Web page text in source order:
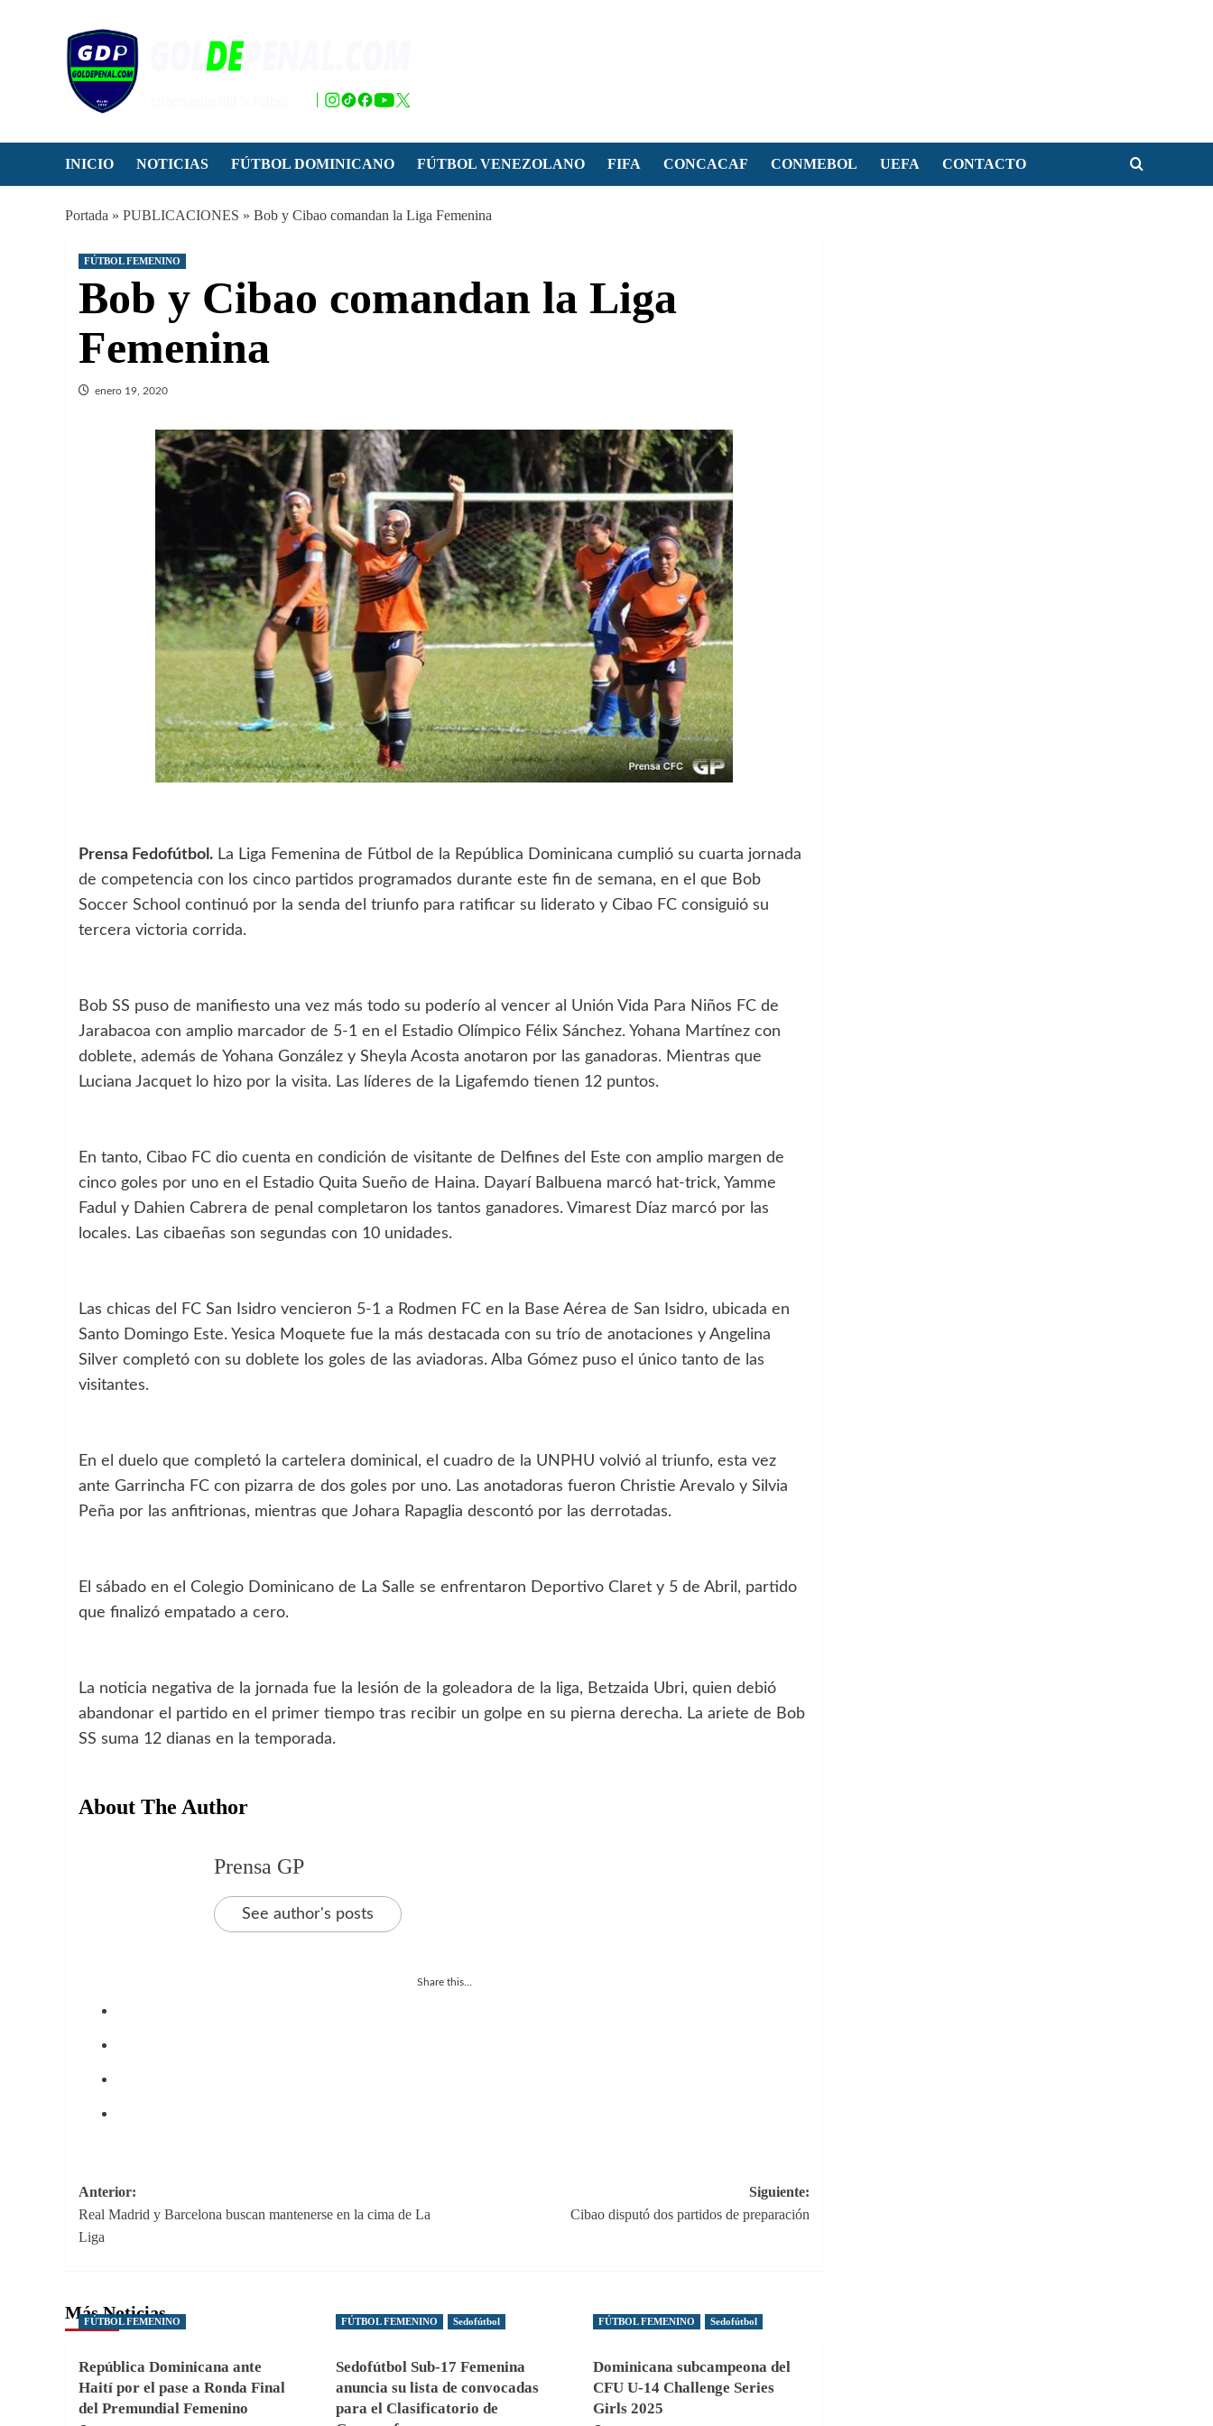
INICIO NOTICIAS FÚTBOL DOMINICANO FÚTBOL VENEZOLANO FIFA CONCACAF CONMEBOL UEFA CONTACTO
Portada » PUBLICACIONES » Bob y Cibao comandan la Liga Femenina
FÚTBOL FEMENINO
Bob y Cibao comandan la Liga
Femenina
enero 19, 2020
Prensa Fedofútbol. La Liga Femenina de Fútbol de la República Dominicana cumplió su cuarta jornada
de competencia con los cinco partidos programados durante este fin de semana, en el que Bob
Soccer School continuó por la senda del triunfo para ratificar su liderato y Cibao FC consiguió su
tercera victoria corrida.
Bob SS puso de manifiesto una vez más todo su poderío al vencer al Unión Vida Para Niños FC de
Jarabacoa con amplio marcador de 5-1 en el Estadio Olímpico Félix Sánchez. Yohana Martínez con
doblete, además de Yohana González y Sheyla Acosta anotaron por las ganadoras. Mientras que
Luciana Jacquet lo hizo por la visita. Las líderes de la Ligafemdo tienen 12 puntos.
En tanto, Cibao FC dio cuenta en condición de visitante de Delfines del Este con amplio margen de
cinco goles por uno en el Estadio Quita Sueño de Haina. Dayarí Balbuena marcó hat-trick, Yamme
Fadul y Dahien Cabrera de penal completaron los tantos ganadores. Vimarest Díaz marcó por las
locales. Las cibaeñas son segundas con 10 unidades.
Las chicas del FC San Isidro vencieron 5-1 a Rodmen FC en la Base Aérea de San Isidro, ubicada en
Santo Domingo Este. Yesica Moquete fue la más destacada con su trío de anotaciones y Angelina
Silver completó con su doblete los goles de las aviadoras. Alba Gómez puso el único tanto de las
visitantes.
En el duelo que completó la cartelera dominical, el cuadro de la UNPHU volvió al triunfo, esta vez
ante Garrincha FC con pizarra de dos goles por uno. Las anotadoras fueron Christie Arevalo y Silvia
Peña por las anfitrionas, mientras que Johara Rapaglia descontó por las derrotadas.
El sábado en el Colegio Dominicano de La Salle se enfrentaron Deportivo Claret y 5 de Abril, partido
que finalizó empatado a cero.
La noticia negativa de la jornada fue la lesión de la goleadora de la liga, Betzaida Ubri, quien debió
abandonar el partido en el primer tiempo tras recibir un golpe en su pierna derecha. La ariete de Bob
SS suma 12 dianas en la temporada.
About The Author
Prensa GP
See author's posts
Share this...
Navegación
de
entradas
Anterior:
Real Madrid y Barcelona buscan mantenerse en la cima de La
Liga
Siguiente:
Cibao disputó dos partidos de preparación
Más Noticias
FÚTBOL FEMENINO
República Dominicana ante
Haití por el pase a Ronda Final
del Premundial Femenino
FÚTBOL FEMENINO Sedofútbol
Sedofútbol Sub-17 Femenina
anuncia su lista de convocadas
para el Clasificatorio de
FÚTBOL FEMENINO Sedofútbol
Dominicana subcampeona del
CFU U-14 Challenge Series
Girls 2025